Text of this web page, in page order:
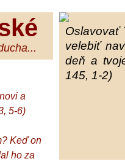
a
5-6)
Keď on
ho za
Oslavovať
velebiť
deň a
145, 1-2)